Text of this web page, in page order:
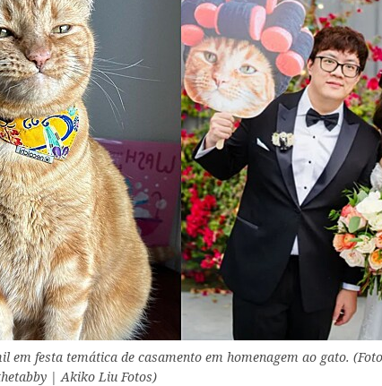
em festa temática de casamento em homenagem ao gato.
| Akiko Liu Fotos)